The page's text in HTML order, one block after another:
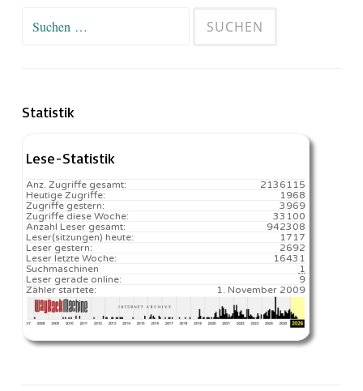
Suchen
Statistik
Lese-Statistik
2136115
Anz. Zugriffe gesamt:
1968
Heutige Zugriffe:
3969
Zugriffe gestern:
33100
Zugriffe diese Woche:
942308
Anzahl Leser gesamt:
1717️
Leser(sitzungen) heute:
2692
Leser gestern:
16431️
Leser letzte Woche:
1
Suchmaschinen
9
Leser gerade online:
1. November 2009
Zähler startete: